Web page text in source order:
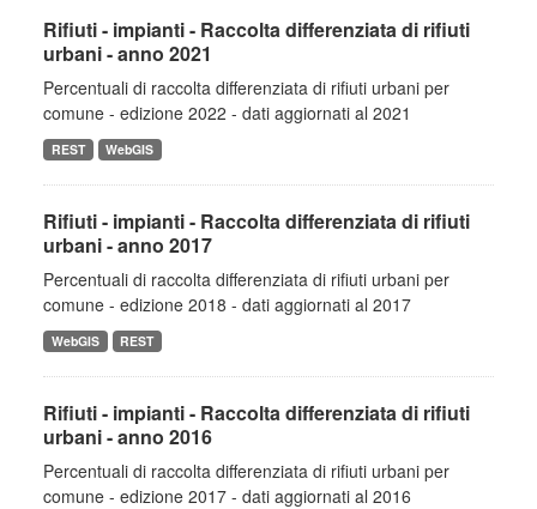
Rifiuti - impianti - Raccolta differenziata di rifiuti
urbani - anno 2021
Percentuali di raccolta differenziata di rifiuti urbani per
comune - edizione 2022 - dati aggiornati al 2021
REST WebGIS
Rifiuti - impianti - Raccolta differenziata di rifiuti
urbani - anno 2017
Percentuali di raccolta differenziata di rifiuti urbani per
comune - edizione 2018 - dati aggiornati al 2017
WebGIS REST
Rifiuti - impianti - Raccolta differenziata di rifiuti
urbani - anno 2016
Percentuali di raccolta differenziata di rifiuti urbani per
comune - edizione 2017 - dati aggiornati al 2016